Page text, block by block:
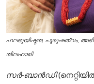
ഫലഭൂയിഷ്ഠത, പുരുഷത്വം,
തിലഹാരി
സർ-ബാൻഡി